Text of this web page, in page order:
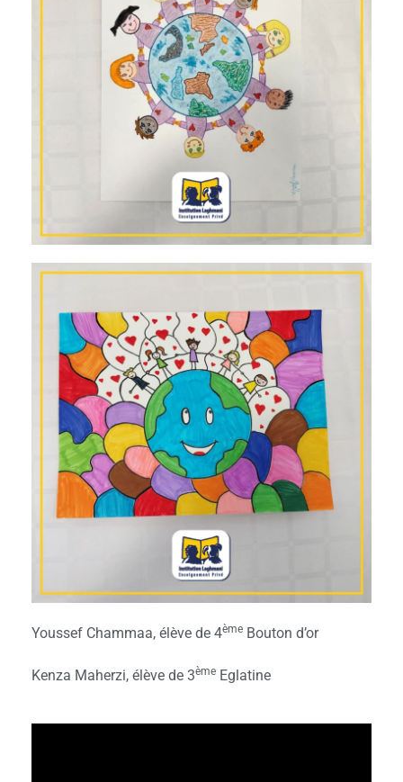
Youssef Chammaa, élève de 4ème Bouton d’or
Kenza Maherzi, élève de 3ème Eglatine